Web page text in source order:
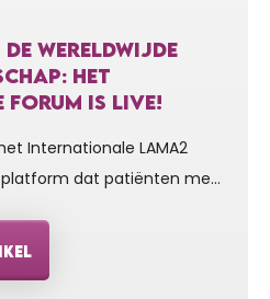
WERELDWIJDE
HET
FORUM IS LIVE!
Internationale LAMA2
platform dat patiënten met